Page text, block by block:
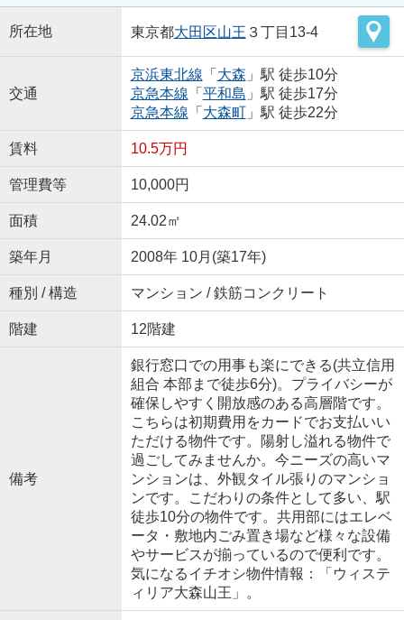
所在地 東京都大田区山王 ３丁目13-4
交通
京浜東北線 「 大森 」駅 徒歩10分
京急本線 「 平和島 」駅 徒歩17分
京急本線 「 大森町」駅 徒歩22分
賃料 10.5万円
管理費等 10,000円
面積 24.02㎡
築年月 2008年 10月(築17年)
種別 / 構造 マンション / 鉄筋コンクリート
階建 12階建
備考
銀行窓口での用事も楽にできる(共立信用
組合 本部まで徒歩6分)。プライバシーが
確保しやすく開放感のある高層階です。
こちらは初期費用をカードでお支払いい
ただける物件です。陽射し溢れる物件で
過ごしてみませんか。今ニーズの高いマ
ンションは、外観タイル張りのマンショ
ンです。こだわりの条件として多い、駅
徒歩10分の物件です。共用部にはエレベ
ータ・敷地内ごみ置き場など様々な設備
やサービスが揃っているので便利です。
気になるイチオシ物件情報：「ウィステ
ィリア大森山王」。